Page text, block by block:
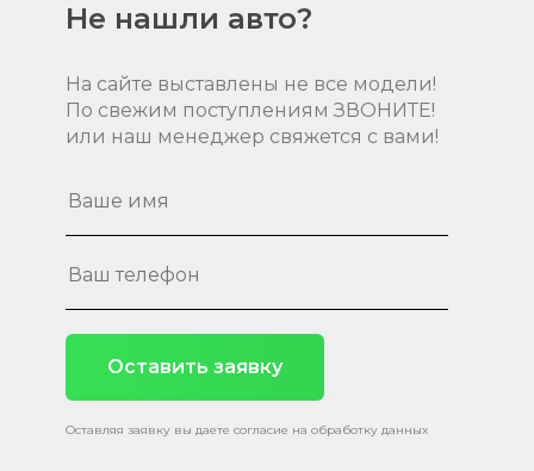
Не нашли авто?
На сайте выставлены не все модели!
По свежим поступлениям ЗВОНИТЕ!
или наш менеджер свяжется с вами!
Оставить заявку
Оставляя заявку вы даете согласие на обработку данных